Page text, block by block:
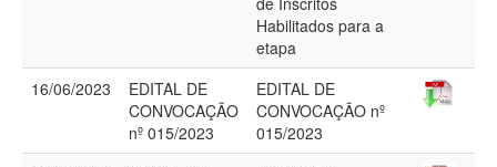
Habilitados para a
etapa
16/06/2023
EDITAL DE
CONVOCAÇÃO
nº 015/2023
EDITAL DE
CONVOCAÇÃO nº
015/2023